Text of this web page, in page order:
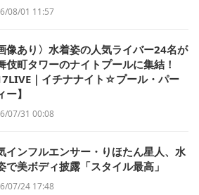
08/01 11:57
像あり〉水着姿の人気ライバー24名が
伎町タワーのナイトプールに集結！
17LIVE｜イチナナイト☆プール・パー
ー】
07/31 00:08
インフルエンサー・りほたん星人、水
で美ボディ披露「スタイル最高」
07/24 17:48